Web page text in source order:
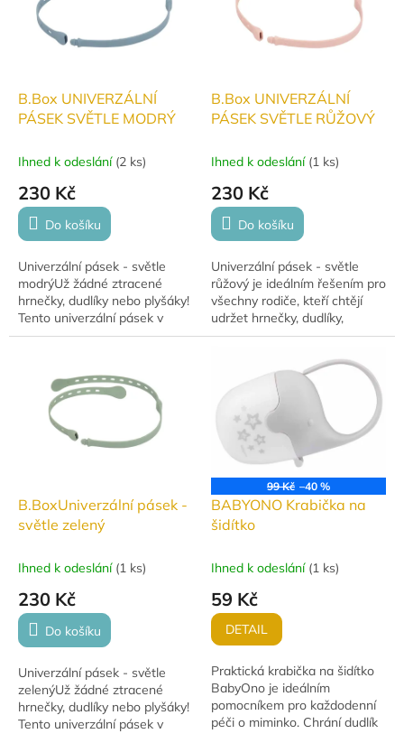
B.Box UNIVERZÁLNÍ
PÁSEK SVĚTLE MODRÝ
Ihned k odeslání (2 ks)
230 Kč
Do košíku
Univerzální pásek - světle
modrýUž žádné ztracené
hrnečky, dudlíky nebo plyšáky!
Tento univerzální pásek v
krásné světle modré barvě je
B.Box UNIVERZÁLNÍ
PÁSEK SVĚTLE RŮŽOVÝ
Ihned k odeslání (1 ks)
230 Kč
Do košíku
Univerzální pásek - světle
růžový je ideálním řešením pro
všechny rodiče, kteří chtějí
udržet hrnečky, dudlíky,
muchláčky a plyšáky na svém
lahviček z...
B.BoxUniverzální pásek -
světle zelený
Ihned k odeslání (1 ks)
230 Kč
Do košíku
Univerzální pásek - světle
zelenýUž žádné ztracené
hrnečky, dudlíky nebo plyšáky!
Tento univerzální pásek v
99 Kč –40 %
BABYONO Krabička na
šidítko
Ihned k odeslání (1 ks)
59 Kč
DETAIL
Praktická krabička na šidítko
BabyOno je ideálním
pomocníkem pro každodenní
péči o miminko. Chrání dudlík